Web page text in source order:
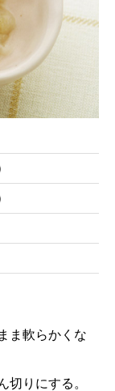
ま軟らかくな
切りにする。